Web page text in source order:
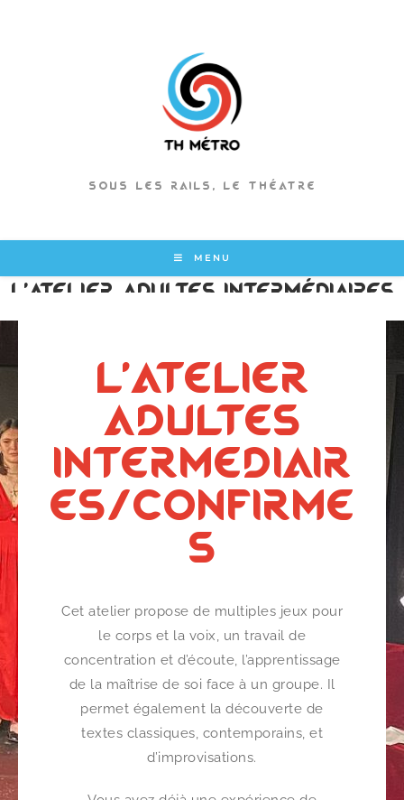
SOUS LES RAILS, LE THÉATRE
MENU
L’atelier adultes intermédiaires
L'ATELIER
ADULTES
INTERMEDIAIR
ES/CONFIRME
S
Cet atelier propose de multiples jeux pour
le corps et la voix, un travail de
concentration et d’écoute, l’apprentissage
de la maîtrise de soi face à un groupe. Il
permet également la découverte de
textes classiques, contemporains, et
d’improvisations.